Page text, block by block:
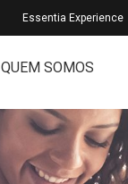
Essentia Experience
QUEM SOMOS